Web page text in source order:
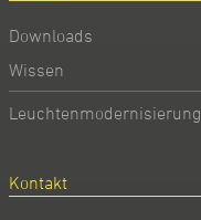
Downloads
Wissen
Leuchtenmodernisierung
Kontakt